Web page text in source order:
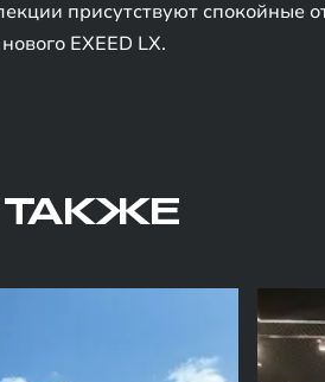
присутствуют спокойные
EXEED LX.
ТАКЖЕ